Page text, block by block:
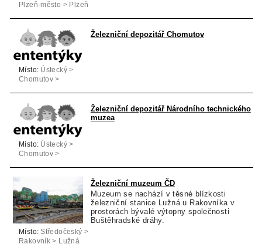
Plzeň-město > Plzeň
Železniční depozitář Chomutov
Místo: Ústecký >
Chomutov >
Železniční depozitář Národního technického
muzea
Místo: Ústecký >
Chomutov >
Železniční muzeum ČD
Muzeum se nachází v těsné blízkosti
železniční stanice Lužná u Rakovníka v
prostorách bývalé výtopny společnosti
Buštěhradské dráhy.
Místo: Středočeský >
Rakovník > Lužná